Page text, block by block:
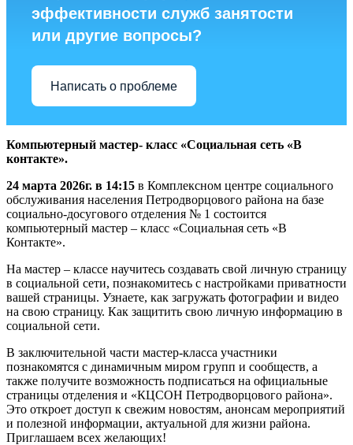
эффективности служб занятости
или другие вопросы?
Написать о проблеме
Компьютерный мастер- класс «Социальная сеть «В
контакте».
24 марта 2026г. в 14:15 в Комплексном центре социального
обслуживания населения Петродворцового района на базе
социально-досугового отделения № 1 состоится
компьютерный мастер – класс «Социальная сеть «В
Контакте».
На мастер – классе научитесь создавать свой личную страницу
в социальной сети, познакомитесь с настройками приватности
вашей страницы. Узнаете, как загружать фотографии и видео
на свою страницу. Как защитить свою личную информацию в
социальной сети.
В заключительной части мастер-класса участники
познакомятся с динамичным миром групп и сообществ, а
также получите возможность подписаться на официальные
страницы отделения и «КЦСОН Петродворцового района».
Это откроет доступ к свежим новостям, анонсам мероприятий
и полезной информации, актуальной для жизни района.
Приглашаем всех желающих!